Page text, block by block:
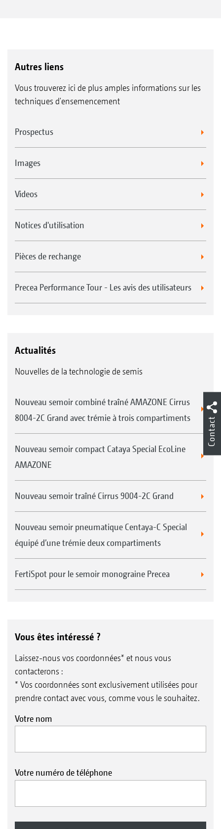
Autres liens
Vous trouverez ici de plus amples informations sur les
techniques d'ensemencement
Prospectus
Images
Videos
Notices d'utilisation
Pièces de rechange
Precea Performance Tour - Les avis des utilisateurs
Actualités
Nouvelles de la technologie de semis
Nouveau semoir combiné traîné AMAZONE Cirrus
8004-2C Grand avec trémie à trois compartiments
Nouveau semoir compact Cataya Special EcoLine
AMAZONE
Nouveau semoir traîné Cirrus 9004-2C Grand
Nouveau semoir pneumatique Centaya-C Special
équipé d’une trémie deux compartiments
FertiSpot pour le semoir monograine Precea
Vous êtes intéressé ?
Laissez-nous vos coordonnées* et nous vous
contacterons :
* Vos coordonnées sont exclusivement utilisées pour
prendre contact avec vous, comme vous le souhaitez.
Votre nom
Votre numéro de téléphone
Contact